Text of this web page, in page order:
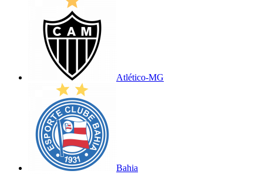
Atlético-MG
Bahia